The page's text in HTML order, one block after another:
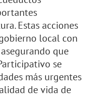
Estas acciones
local con
que
se
más urgentes
de vida de